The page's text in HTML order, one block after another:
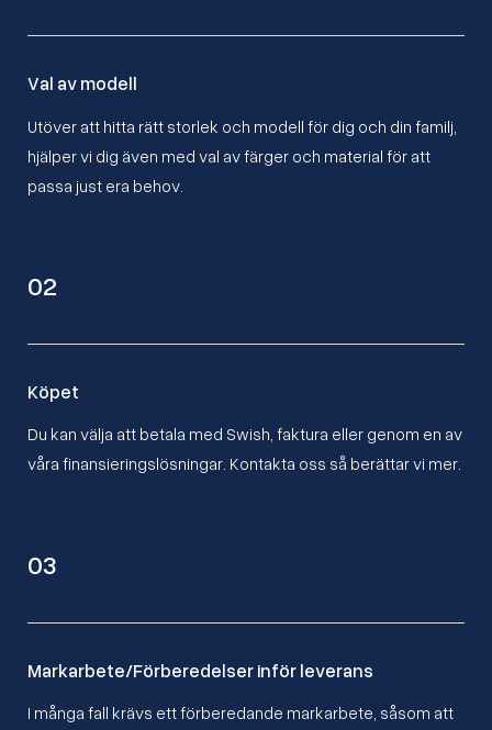
Val av modell
Utöver att hitta rätt storlek och modell för dig och din familj,
hjälper vi dig även med val av färger och material för att
passa just era behov.
02
Köpet
Du kan välja att betala med Swish, faktura eller genom en av
våra finansieringslösningar. Kontakta oss så berättar vi mer.
03
Markarbete/Förberedelser inför leverans
I många fall krävs ett förberedande markarbete, såsom att